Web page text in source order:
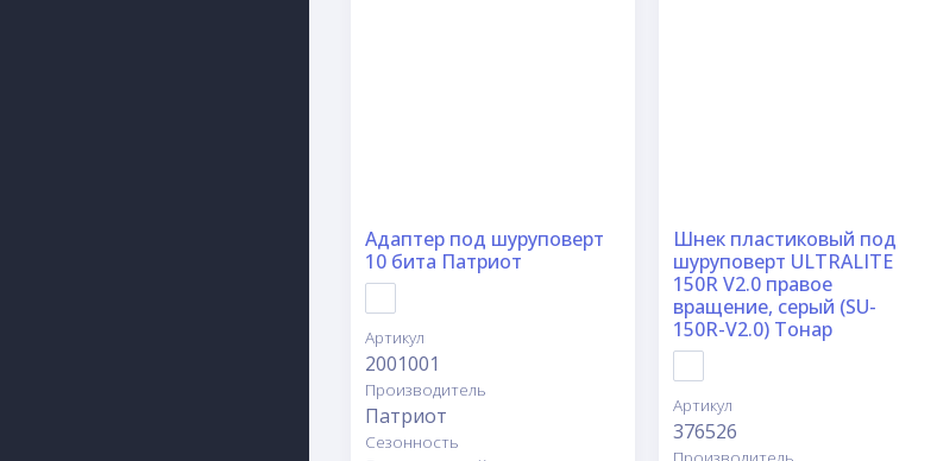
Адаптер под шуруповерт
10 бита Патриот
Артикул
2001001
Производитель
Патриот
Сезонность
Шнек пластиковый под
шуруповерт ULTRALITE
150R V2.0 правое
вращение, серый (SU-
150R-V2.0) Тонар
Артикул
376526